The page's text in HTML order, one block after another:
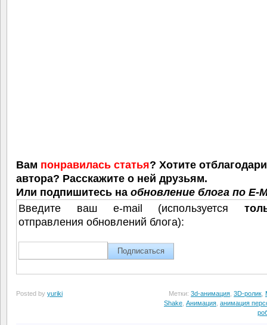
Вам понравилась статья? Хотите
автора? Расскажите о ней друзьям.
Или подпишитесь на обновление блога по E-
Введите ваш e-mail (используется
отправления обновлений блога):
Posted by yuriki Метки: 3d-анимация 3D-ролик
Shake Анимация анимация